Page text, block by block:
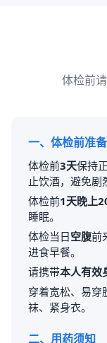
体检前
一、体检前准备
体检前3天保持
止饮酒，避免剧
体检前1天晚上
睡眠。
体检当日空腹前
进食早餐。
请携带本人有效
穿着宽松、易穿
袜、紧身衣。
二、用药须知